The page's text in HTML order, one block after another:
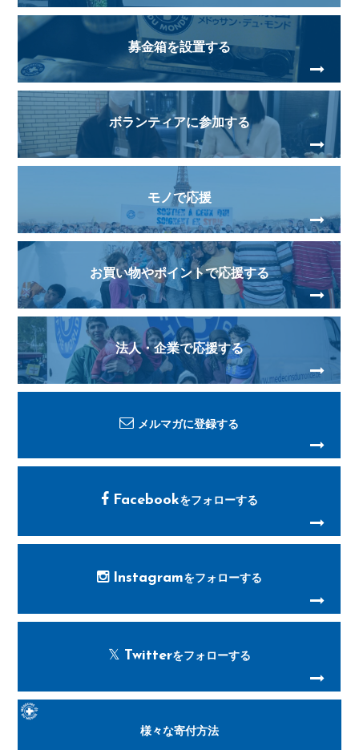
募金箱を設置する
ボランティアに参加する
モノで応援
お買い物やポイントで応援する
法人・企業で応援する
メルマガに登録する
Facebookをフォローする
Instagramをフォローする
Twitterをフォローする
様々な寄付方法